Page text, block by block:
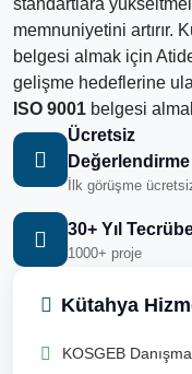
standartlara
memnuniyetini artırır.
belgesi almak için
gelişme hedeflerine
ISO 9001 belgesi
Ücretsiz
Değerlendirme
İlk görüşme
30+ Yıl
1000+ proje
Kütahya
KOSGEB